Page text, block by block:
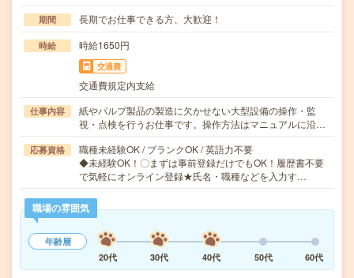
期間 長期でお仕事できる方、大歓迎！
時給 時給1650円
交通費
交通費規定内支給
仕事内容
紙やパルプ製品の製造に欠かせない大型設備の操作・監
視・点検を行うお仕事です。操作方法はマニュアルに沿…
応募資格
職種未経験OK / ブランクOK / 英語力不要
◆未経験OK！〇まずは事前登録だけでもOK！履歴書不要
で気軽にオンライン登録★氏名・職種などを入力す…
職場の雰囲気
年齢層
20代
30代 40代 50代 60代